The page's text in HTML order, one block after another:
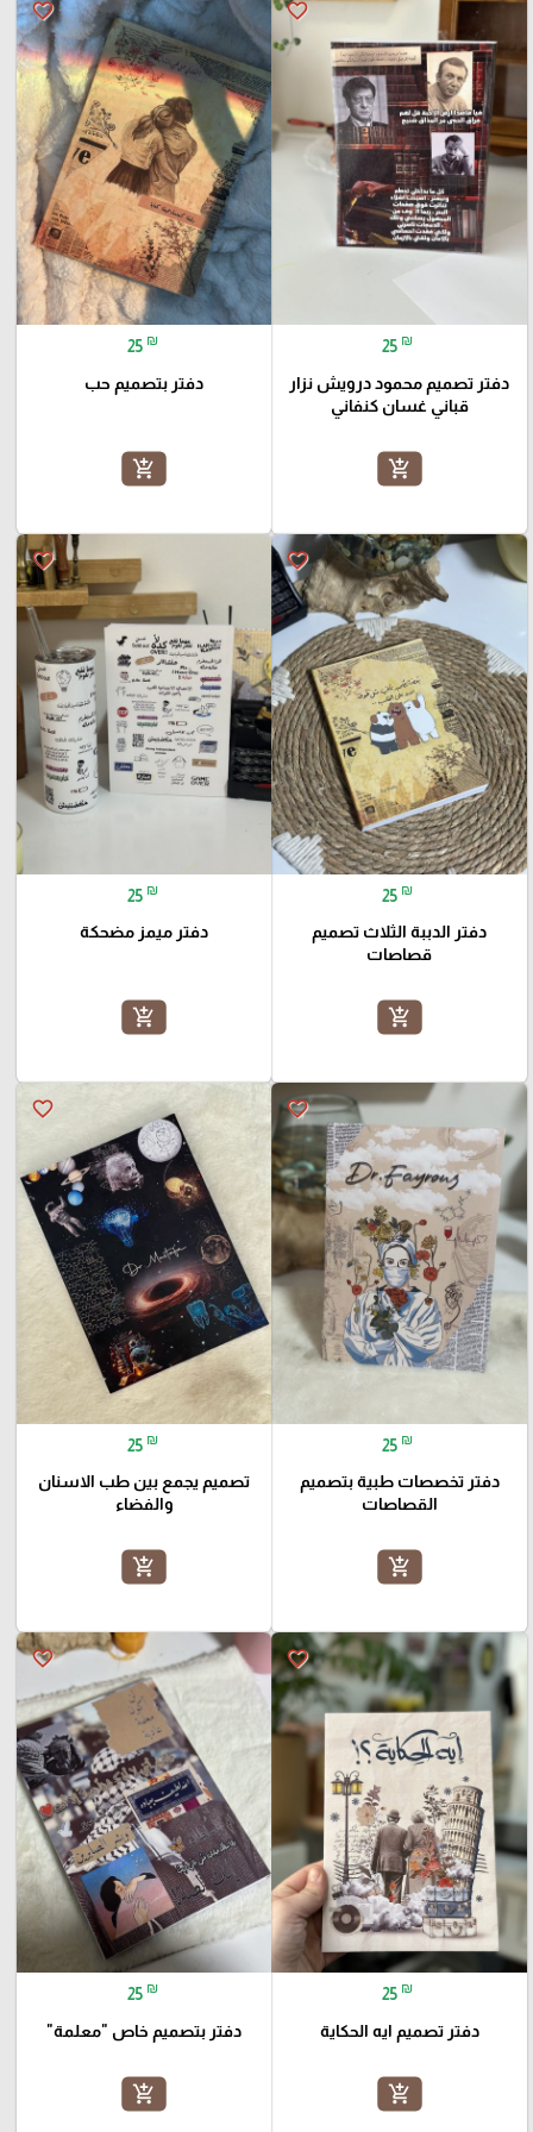
favorite_border
25 ₪
دفتر تصميم محمود درويش نزار
قباني غسان كنفاني
add_shopping_cart
favorite_border
25 ₪
دفتر بتصميم حب
add_shopping_cart
favorite_border
25 ₪
دفتر الدببة الثلاث تصميم
قصاصات
add_shopping_cart
favorite_border
25 ₪
دفتر ميمز مضحكة
add_shopping_cart
favorite_border
25 ₪
دفتر تخصصات طبية بتصميم
القصاصات
add_shopping_cart
favorite_border
25 ₪
تصميم يجمع بين طب الاسنان
والفضاء
add_shopping_cart
favorite_border
25 ₪
دفتر تصميم ايه الحكاية
add_shopping_cart
favorite_border
25 ₪
دفتر بتصميم خاص "معلمة"
add_shopping_cart